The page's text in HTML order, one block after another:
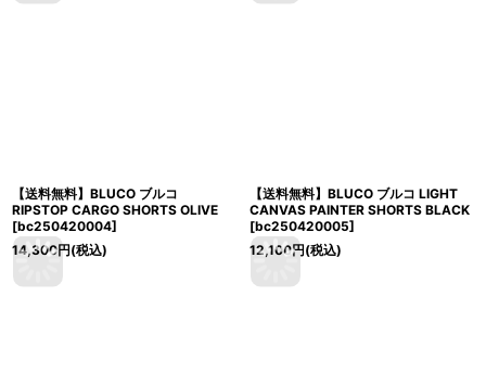
【送料無料】BLUCO ブルコ
RIPSTOP CARGO SHORTS OLIVE
[bc250420004]
14,300円(税込)
【送料無料】BLUCO ブルコ LIGHT
CANVAS PAINTER SHORTS BLACK
[bc250420005]
12,100円(税込)